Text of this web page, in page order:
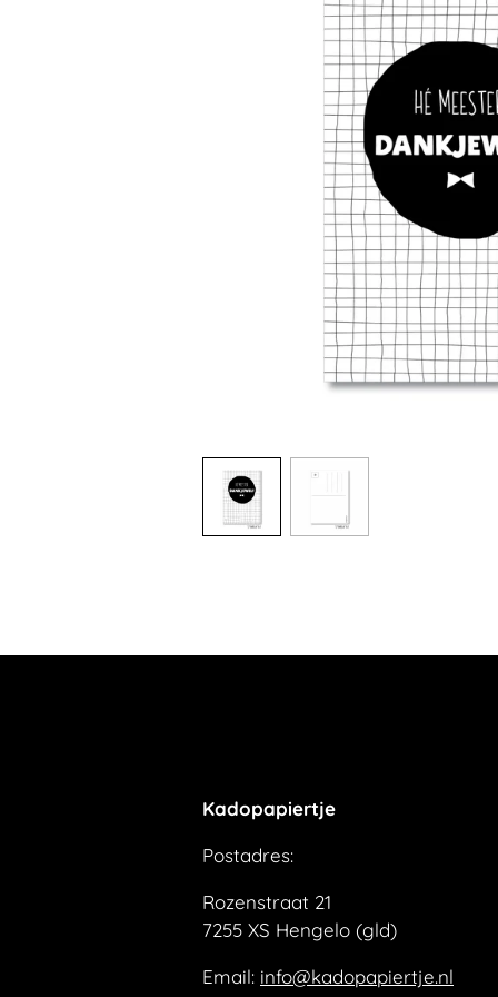
Kadopapiertje
Postadres:
Rozenstraat 21
7255 XS Hengelo (gld)
Email: info@kadopapiertje.nl